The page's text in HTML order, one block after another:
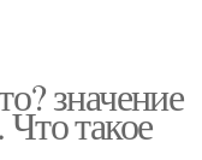
значение
такое